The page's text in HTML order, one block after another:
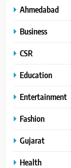
Ahmedabad
Business
CSR
Education
Entertainment
Fashion
Gujarat
Health